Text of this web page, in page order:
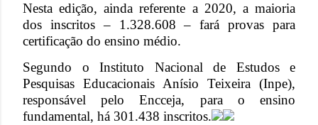
Nesta edição, ainda referente a 2020, a maioria
dos inscritos – 1.328.608 – fará provas para
certificação do ensino médio.
Segundo o Instituto Nacional de Estudos e
Pesquisas Educacionais Anísio Teixeira (Inpe),
responsável pelo Encceja, para o ensino
fundamental, há 301.438 inscritos.